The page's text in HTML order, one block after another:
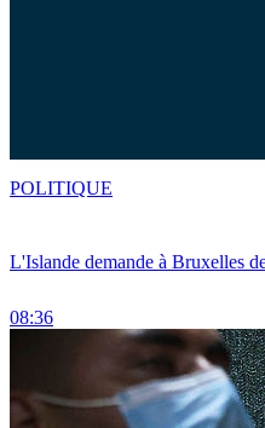
L'Islande demande à Bruxelles
08:36
POLITIQUE